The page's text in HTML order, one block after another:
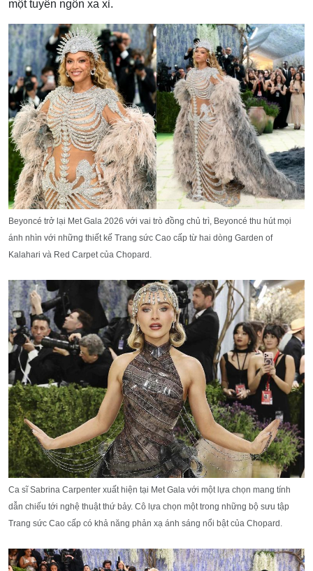
một tuyên ngôn xa xỉ.
Beyoncé trở lại Met Gala 2026 với vai trò đồng chủ trì, Beyoncé thu hút mọi
ánh nhìn với những thiết kế Trang sức Cao cấp từ hai dòng Garden of
Kalahari và Red Carpet của Chopard .
Ca sĩSabrina Carpenter xuất hiện tại Met Gala với một lựa chọn mang tính
dẫn chiếu tới nghệ thuật thứ bảy. Cô lựa chọn một trong những bộ sưu tập
Trang sức Cao cấp có khả năng phản xạ ánh sáng nổi bật của Chopard .